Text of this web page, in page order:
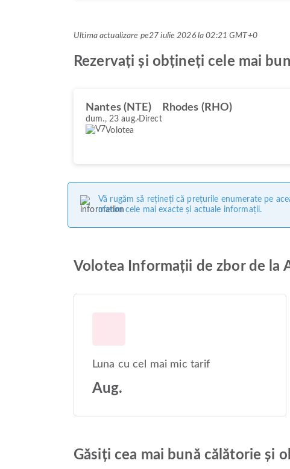
Ultima actualizare pe27 iulie 2026 la 02:21 GMT+0
Rezervați și obțineți cele mai
Nantes (NTE) Rhodes (RHO)
dum., 23 aug. Direct
Volotea
Vă rugăm să rețineți că prețurile enumerate pe
oferim cele mai exacte și actuale informații.
Volotea Informații de zbor de la
Luna cu cel mai mic tarif
Aug.
Găsiți cea mai bună călătorie și